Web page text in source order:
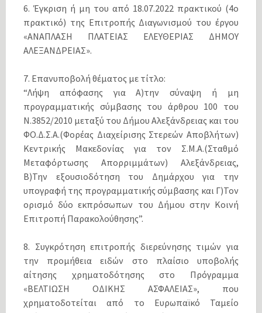
6. Έγκριση ή μη του από 18.07.2022 πρακτικού (4ο
πρακτικό) της Επιτροπής Διαγωνισμού του έργου
«ΑΝΑΠΛΑΣΗ ΠΛΑΤΕΙΑΣ ΕΛΕΥΘΕΡΙΑΣ ΔΗΜΟΥ
ΑΛΕΞΑΝΔΡΕΙΑΣ».
7. Επανυποβολή θέματος με τίτλο:
“Λήψη απόφασης για Α)την σύναψη ή μη
προγραμματικής σύμβασης του άρθρου 100 του
Ν.3852/2010 μεταξύ του Δήμου Αλεξάνδρειας και του
ΦΟ.Δ.Σ.Α.(Φορέας Διαχείρισης Στερεών Αποβλήτων)
Κεντρικής Μακεδονίας για τον Σ.Μ.Α.(Σταθμό
Μεταφόρτωσης Απορριμμάτων) Αλεξάνδρειας,
Β)Την εξουσιοδότηση του Δημάρχου για την
υπογραφή της προγραμματικής σύμβασης και Γ)Τον
ορισμό δύο εκπρόσωπων του Δήμου στην Κοινή
Επιτροπή Παρακολούθησης”.
8. Συγκρότηση επιτροπής διερεύνησης τιμών για
την προμήθεια ειδών στο πλαίσιο υποβολής
αίτησης χρηματοδότησης στο Πρόγραμμα
«ΒΕΛΤΙΩΣΗ ΟΔΙΚΗΣ ΑΣΦΑΛΕΙΑΣ», που
χρηματοδοτείται από το Ευρωπαϊκό Ταμείο